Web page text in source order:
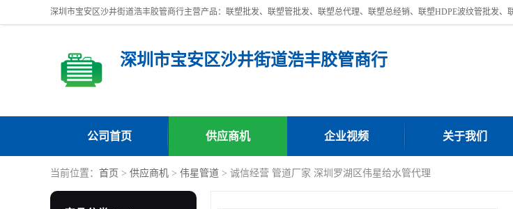
深圳市宝安区沙井街道浩丰胶管商行
公司首页 供应商机 企业视频 关于我们
当前位置： 首页 > 供应商机 > 伟星管道 > 诚信经营 管道厂家 深圳罗湖区伟星给水管代理